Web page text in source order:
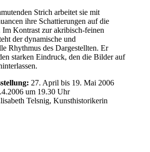
Strich arbeitet sie mit
ihre Schattierungen auf die
Im Kontrast zur akribisch-feinen
der dynamische und
Rhythmus des Dargestellten. Er
starken Eindruck, den die Bilder auf
27. April bis 19. Mai 2006
um 19.30 Uhr
Telsnig, Kunsthistorikerin